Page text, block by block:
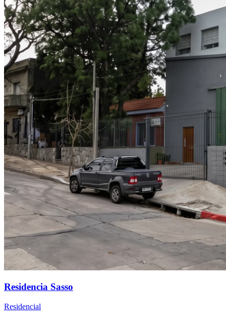
Residencia Sasso
Residencial